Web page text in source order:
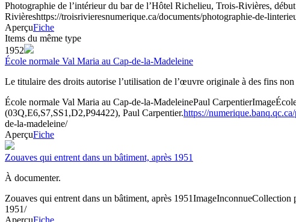
Photographie de l’intérieur du bar de l’Hôtel Richelieu, Trois-Rivières,
Rivièreshttps://troisrivieresnumerique.ca/documents/photographie-de-
AperçuFiche
Items du même type
1952
École normale Val Maria au Cap-de-la-Madeleine
Le titulaire des droits autorise l’utilisation de l’œuvre originale à des fins
École normale Val Maria au Cap-de-la-MadeleinePaul CarpentierImage
(03Q,E6,S7,SS1,D2,P94422), Paul Carpentier.https://
de-la-madeleine/
AperçuFiche
Zouaves qui entrent dans un bâtiment, après 1951
À documenter.
Zouaves qui entrent dans un bâtiment, après 1951ImageInconnueCollection
1951/